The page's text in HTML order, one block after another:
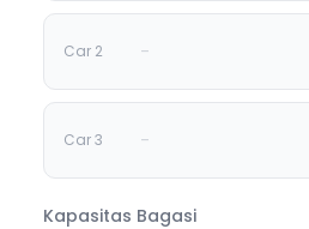
-
-
Kapasitas Bagasi